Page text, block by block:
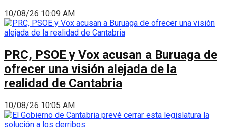
10/08/26 10:09 AM
PRC, PSOE y Vox acusan a Buruaga de
ofrecer una visión alejada de la
realidad de Cantabria
10/08/26 10:05 AM